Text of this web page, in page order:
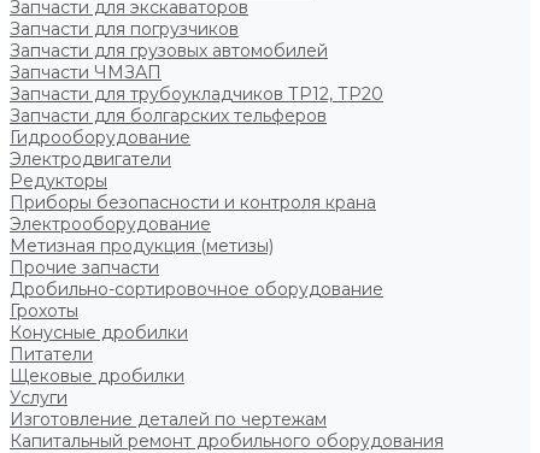
Запчасти для экскаваторов
Запчасти для погрузчиков
Запчасти для грузовых автомобилей
Запчасти ЧМЗАП
Запчасти для трубоукладчиков ТР12, ТР20
Запчасти для болгарских тельферов
Гидрооборудование
Электродвигатели
Редукторы
Приборы безопасности и контроля крана
Электрооборудование
Метизная продукция (метизы)
Прочие запчасти
Дробильно-сортировочное оборудование
Грохоты
Конусные дробилки
Питатели
Щековые дробилки
Услуги
Изготовление деталей по чертежам
Капитальный ремонт дробильного оборудования